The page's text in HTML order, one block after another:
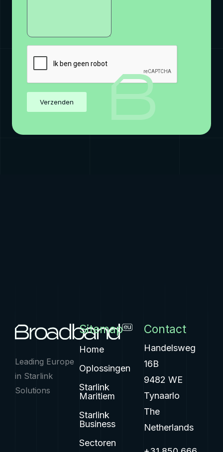
Verzenden
Leading Europe
in Starlink
Solutions
Sitemap
Home
Oplossingen
Starlink
Maritiem
Starlink
Business
Sectoren
Contact
Handelsweg
16B
9482 WE
Tynaarlo
The
Netherlands